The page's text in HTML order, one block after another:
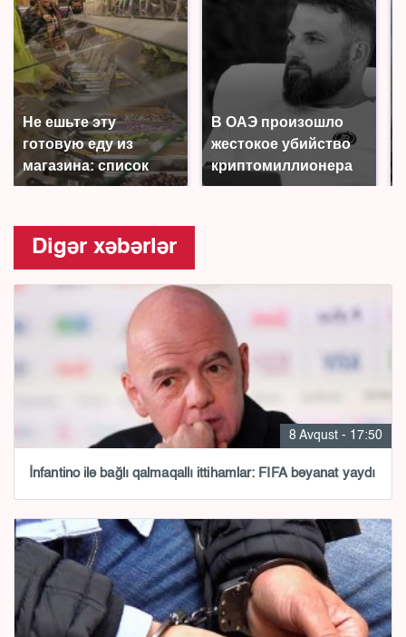
Не ешьте эту
готовую еду из
магазина: список
В ОАЭ произошло
жестокое убийство
криптомиллионера
Digər xəbərlər
8 Avqust - 17:50
İnfantino ilə bağlı qalmaqallı ittihamlar: FIFA bəyanat yaydı